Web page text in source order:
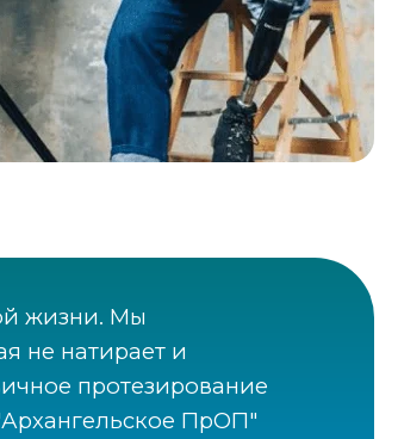
жизни. Мы
не натирает и
протезирование
ПрОП"